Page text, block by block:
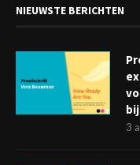
NIEUWSTE BERICHTEN
3